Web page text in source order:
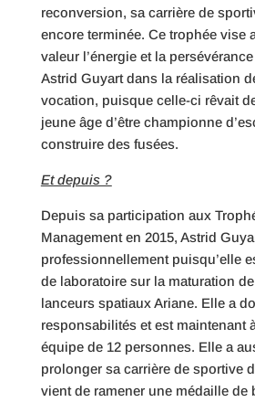
reconversion, sa carrière de
encore terminée. Ce trophée vise
valeur l’énergie et la
Astrid Guyart dans la réalisation
vocation, puisque celle-ci rêvait
jeune âge d’être championne
construire des fusées.
Et depuis ?
Depuis sa participation aux
Management en 2015, Astrid
professionnellement puisqu’elle
de laboratoire sur la maturation
lanceurs spatiaux Ariane. Elle a
responsabilités et est maintenant
équipe de 12 personnes. Elle a
prolonger sa carrière de sportive
vient de ramener une médaille de